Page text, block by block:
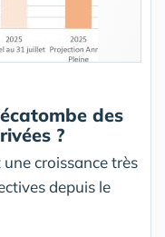
des
?
croissance très
depuis le